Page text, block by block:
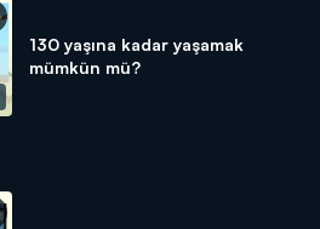
130 yaşına kadar yaşamak
mümkün mü?